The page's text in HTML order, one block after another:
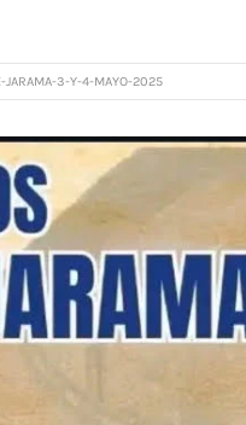
JARAMA-3-Y-4-MAYO-2025